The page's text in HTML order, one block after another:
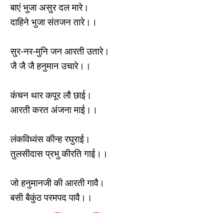
बाएं भुजा असुर दल मारे।
दाहिने भुजा संतजन तारे।।
सुर-नर-मुनि जन आरती उतारे।
जै जै जै हनुमान उचारे।।
कंचन थार कपूर लौ छाई।
आरती करत अंजना माई।।
लंकविध्वंस कीन्ह रघुराई।
तुलसीदास प्रभु कीरति गाई।।
जो हनुमानजी की आरती गावै।
बसी बैकुंठ परमपद पावै।।